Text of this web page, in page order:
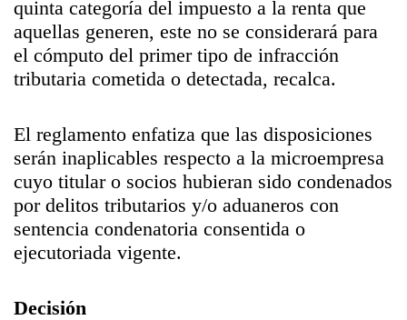
quinta categoría del impuesto a la renta que
aquellas generen, este no se considerará para
el cómputo del primer tipo de infracción
tributaria cometida o detectada, recalca.
El reglamento enfatiza que las disposiciones
serán inaplicables respecto a la microempresa
cuyo titular o socios hubieran sido condenados
por delitos tributarios y/o aduaneros con
sentencia condenatoria consentida o
ejecutoriada vigente.
Decisión